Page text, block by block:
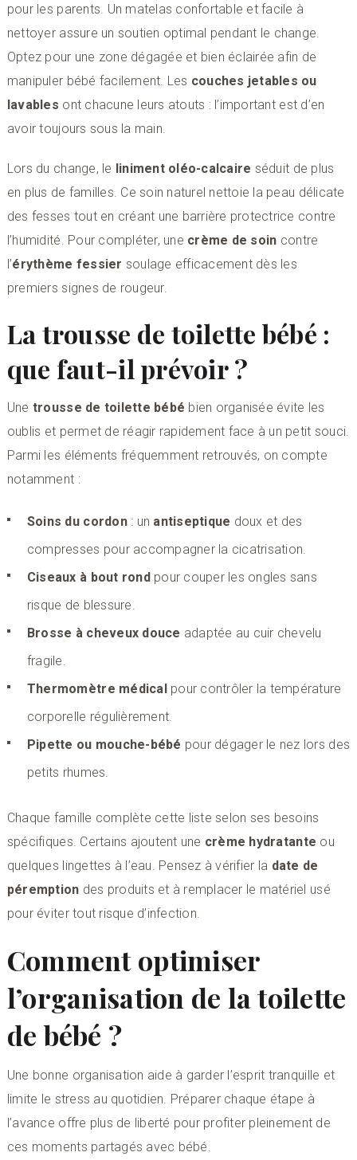
pour les parents. Un matelas confortable et facile à
nettoyer assure un soutien optimal pendant le change.
Optez pour une zone dégagée et bien éclairée afin de
manipuler bébé facilement. Les couches jetables ou
lavables ont chacune leurs atouts : l’important est d’en
avoir toujours sous la main.
Lors du change, le liniment oléo-calcaire séduit de plus
en plus de familles. Ce soin naturel nettoie la peau délicate
des fesses tout en créant une barrière protectrice contre
l’humidité. Pour compléter, une crème de soin contre
l’érythème fessier soulage efficacement dès les
premiers signes de rougeur.
La trousse de toilette bébé :
que faut-il prévoir ?
Une trousse de toilette bébé bien organisée évite les
oublis et permet de réagir rapidement face à un petit souci.
Parmi les éléments fréquemment retrouvés, on compte
notamment :
Soins du cordon: un antiseptique doux et des
compresses pour accompagner la cicatrisation.
Ciseaux à bout rondpour couper les ongles sans
risque de blessure.
Brosse à cheveux douce adaptée au cuir chevelu
fragile.
Thermomètre médicalpour contrôler la température
corporelle régulièrement.
Pipette ou mouche-bébé pour dégager le nez lors des
petits rhumes.
Chaque famille complète cette liste selon ses besoins
spécifiques. Certains ajoutent une crème hydratante ou
quelques lingettes à l’eau. Pensez à vérifier la date de
péremption des produits et à remplacer le matériel usé
pour éviter tout risque d’infection.
Comment optimiser
l’organisation de la toilette
de bébé ?
Une bonne organisation aide à garder l’esprit tranquille et
limite le stress au quotidien. Préparer chaque étape à
l’avance offre plus de liberté pour profiter pleinement de
ces moments partagés avec bébé.